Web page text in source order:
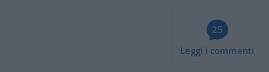
25
Leggi i commenti